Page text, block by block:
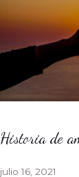
Historia de
julio 16, 2021